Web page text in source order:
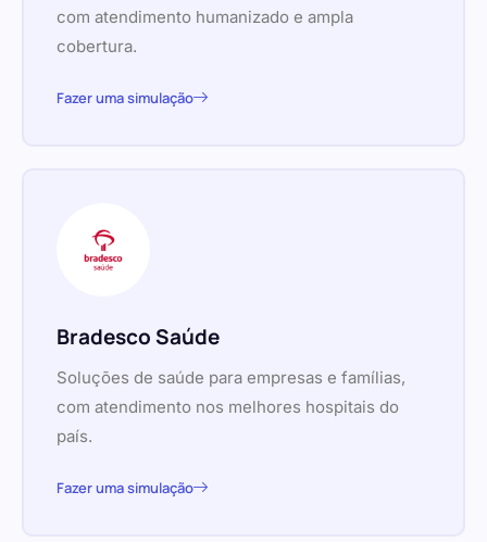
com atendimento humanizado e ampla
cobertura.
Fazer uma simulação
Bradesco Saúde
Soluções de saúde para empresas e famílias,
com atendimento nos melhores hospitais do
país.
Fazer uma simulação